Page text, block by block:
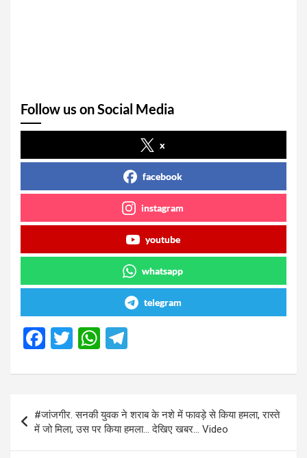
Follow us on Social Media
x
facebook
instagram
youtube
whatsapp
telegram
F
ce
b
o
o
T
tt
W
at
A
p
e
a
m
navigation
#जांजगीर. सनकी युवक ने शराब के नशे में फावड़े से किया हमला, रास्ते
में जो मिला, उस पर किया हमला… देखिए खबर… Video